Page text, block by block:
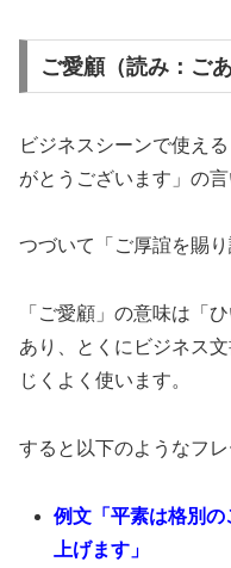
ご愛顧（読み：ごあ
ビジネスシーンで使え
がとうございます」の
つづいて「ご厚誼を賜
「ご愛顧」の意味は「
あり、とくにビジネス
じくよく使います。
すると以下のようなフ
例文「平素は格別
上げます」